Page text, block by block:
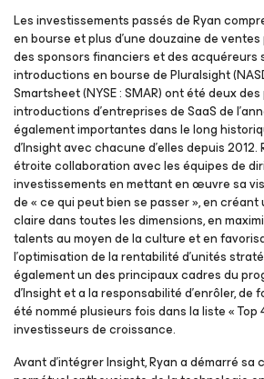
Les investissements passés de Ryan
en bourse et plus d’une douzaine de
des sponsors financiers et des acquéreurs
introductions en bourse de Pluralsight
Smartsheet (NYSE : SMAR) ont été deux
introductions d’entreprises de SaaS de
également importantes dans le long
d’Insight avec chacune d’elles depuis
étroite collaboration avec les équipes de
investissements en mettant en œuvre sa
de « ce qui peut bien se passer », en
claire dans toutes les dimensions, en
talents au moyen de la culture et en
l’optimisation de la rentabilité d’unités
également un des principaux cadres du
d’Insight et a la responsabilité d’enrôler, de
été nommé plusieurs fois dans la liste « Top
investisseurs de croissance.
Avant d’intégrer Insight, Ryan a démarré